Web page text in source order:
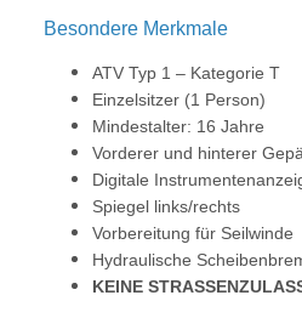
Besondere Merkmale
ATV Typ 1 – Kategorie T
Einzelsitzer (1 Person)
Mindestalter: 16 Jahre
Vorderer und hinterer
Digitale
Spiegel links/rechts
Vorbereitung für Seilwinde
Hydraulische
KEINE